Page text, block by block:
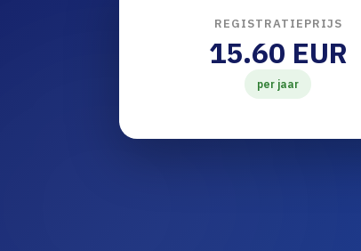
REGISTRATIEPRIJS
15.60 EUR
per jaar